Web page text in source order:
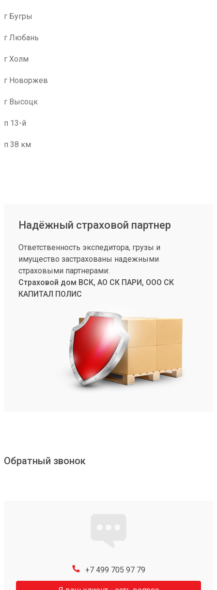
г Бугры
г Любань
г Холм
г Новоржев
г Высоцк
п 13-й
п 38 км
Надёжный страховой партнер
Ответственность экспедитора, грузы и
имущество застрахованы надежными
страховыми партнерами:
Страховой дом ВСК, АО СК ПАРИ, ООО СК
КАПИТАЛ ПОЛИС
Обратный звонок
+7 499 705 97 79